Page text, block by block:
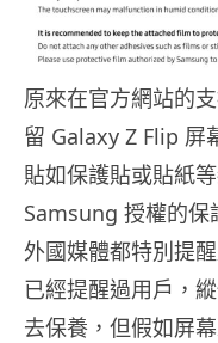
原來在官方網站的
留 Galaxy Z Flip 屏
貼如保護貼或貼紙
Samsung 授權的保
外國媒體都特別提
已經提醒過用戶，
去保養，但假如屏